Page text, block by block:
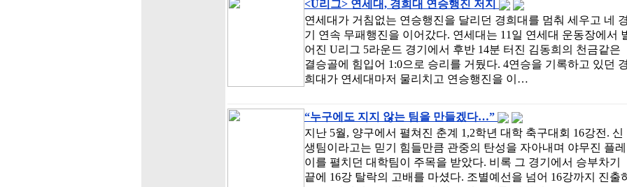
<U리그> 연세대, 경희대 연승행진 저지
연세대가 거침없는 연승행진을 달리던 경희대를 멈춰 세우고 네 경
기 연속 무패행진을 이어갔다. 연세대는 11일 연세대 운동장에서
어진 U리그 5라운드 경기에서 후반 14분 터진 김동희의 천금같은
결승골에 힘입어 1:0으로 승리를 거뒀다. 4연승을 기록하고 있던 경
희대가 연세대마저 물리치고 연승행진을 이…
“누구에도 지지 않는 팀을 만들겠다…”
지난 5월, 양구에서 펼쳐진 춘계 1,2학년 대학 축구대회 16강전. 신
생팀이라고는 믿기 힘들만큼 관중의 탄성을 자아내며 야무진 플레
이를 펼치던 대학팀이 주목을 받았다. 비록 그 경기에서 승부차기
끝에 16강 탈락의 고배를 마셨다. 조별예선을 넘어 16강까지 진출